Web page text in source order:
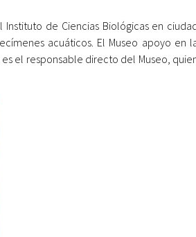
de Ciencias Biológicas en
acuáticos. El Museo apoyo en
el responsable directo del Museo,